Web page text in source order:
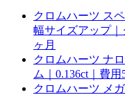
クロムハーツ ス
幅サイズアップ
ヶ月
クロムハーツ ナ
ム｜0.136ct｜費
クロムハーツ メ